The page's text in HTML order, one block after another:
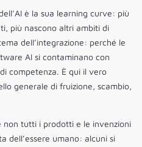
è la sua learning curve: più
più nascono altri ambiti di
dell’integrazione: perché le
AI si contaminano con
competenza. È qui il vero
generale di fruizione, scambio,
tutti i prodotti e le invenzioni
dell’essere umano: alcuni si